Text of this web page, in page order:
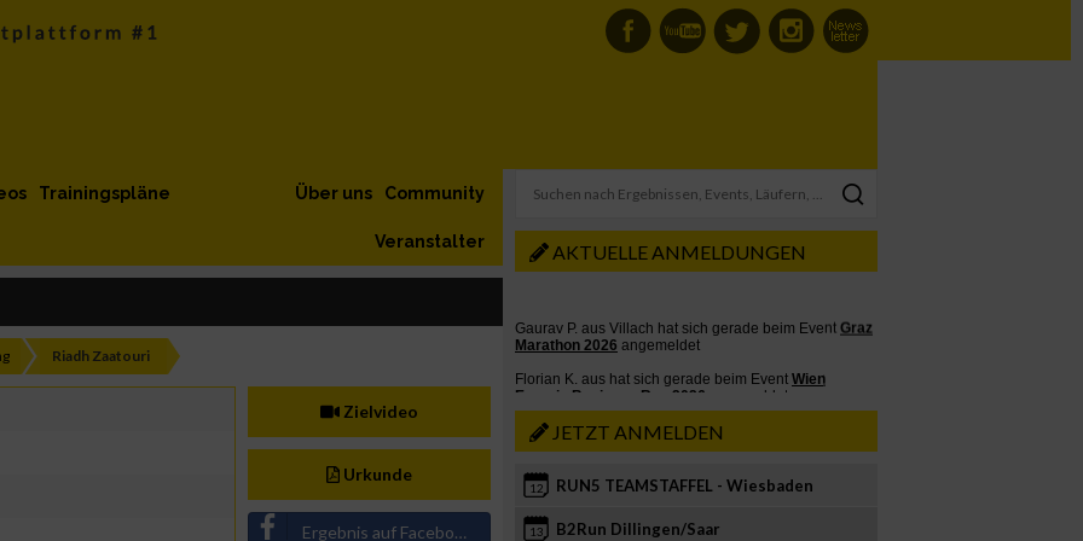
Trainingspläne Community
Über uns
Veranstalter
Riadh Zaatouri
Zielvideo
Urkunde
Ergebnis auf Facebook teilen
AKTUELLE ANMELDUNGEN
JETZT ANMELDEN
12 RUN5 TEAMSTAFFEL - Wiesbaden
13 B2Run Dillingen/Saar